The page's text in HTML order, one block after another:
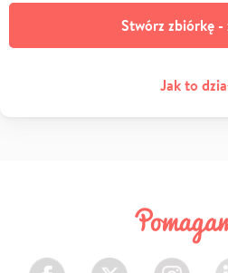
Stwórz zbiórkę -
Jak to
Facebook Twitter Instagram